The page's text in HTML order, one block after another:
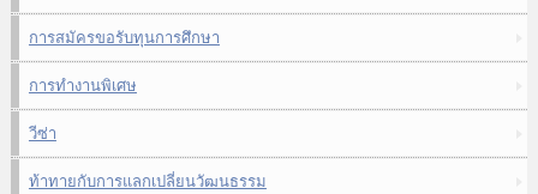
การสมัครขอรับทุนการศึกษา
การทำงานพิเศษ
วีซ่า
ท้าทายกับการแลกเปลี่ยนวัฒนธรรม